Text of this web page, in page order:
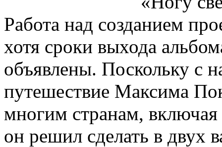
Работа над созданием
хотя сроки выхода
объявлены. Поскольку с
путешествие Максима
многим странам,
он решил сделать в двух